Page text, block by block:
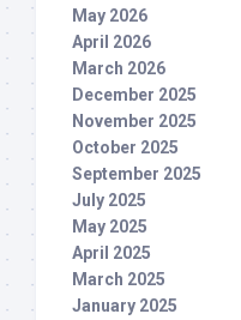
May 2026
April 2026
March 2026
December 2025
November 2025
October 2025
September 2025
July 2025
May 2025
April 2025
March 2025
January 2025